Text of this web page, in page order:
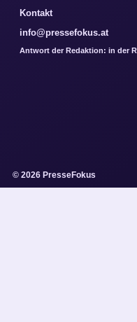
Kontakt
info@pressefokus.at
Antwort der Redaktion: in der
© 2026 PresseFokus